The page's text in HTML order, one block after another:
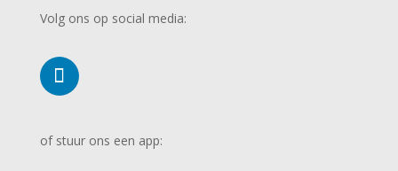
Volg ons op social media:
of stuur ons een app: